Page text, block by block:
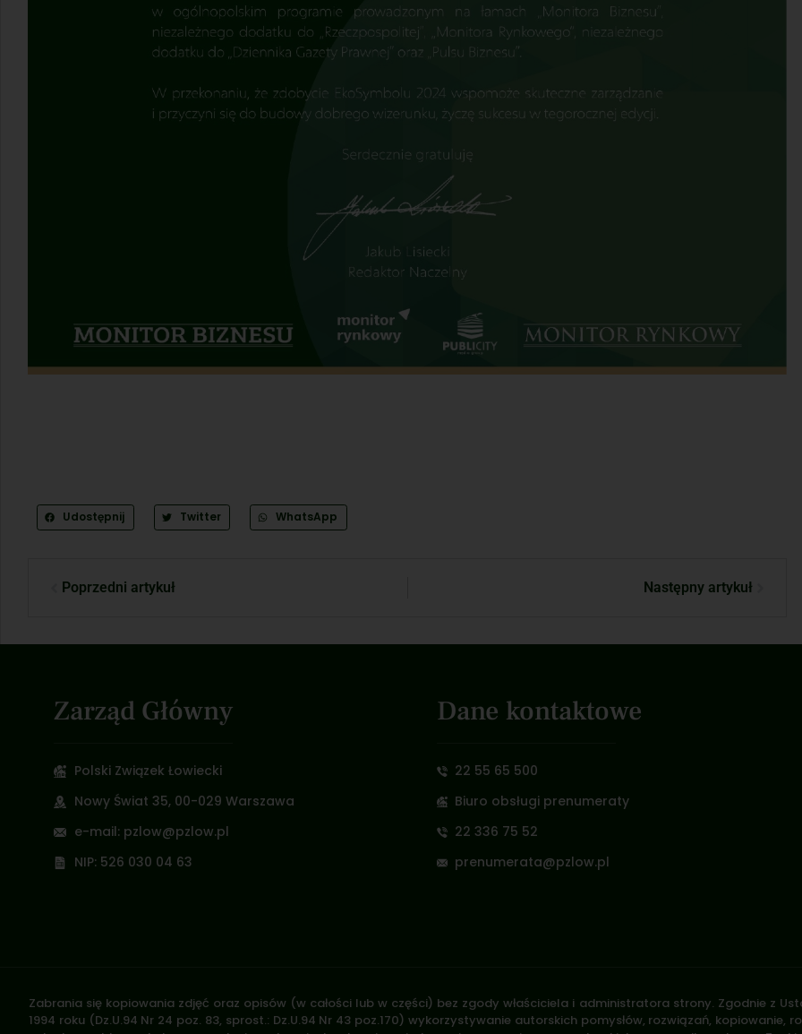
Udostępnij Twitter WhatsApp
Poprzedni artykuł Następny artykuł
Zarząd Główny
Polski Związek Łowiecki
Nowy Świat 35, 00-029 Warszawa
e-mail: pzlow@pzlow.pl
NIP: 526 030 04 63
Dane kontaktowe
22 55 65 500
Biuro obsługi prenumeraty
22 336 75 52
prenumerata@pzlow.pl
Zabrania się kopiowania zdjęć oraz opisów (w całości lub w części) bez zgody właściciela i administratora strony. Zgodnie z
1994 roku (Dz.U.94 Nr 24 poz. 83, sprost.: Dz.U.94 Nr 43 poz.170) wykorzystywanie autorskich pomysłów, rozwiązań,